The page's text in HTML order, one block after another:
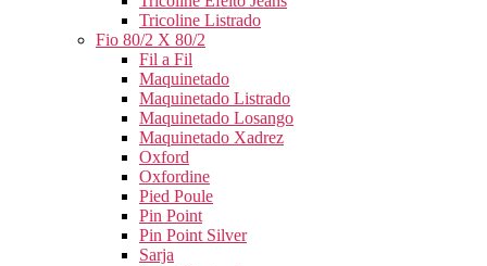
Tricoline Listrado
Fio 80/2 X 80/2
Fil a Fil
Maquinetado
Maquinetado Listrado
Maquinetado Losango
Maquinetado Xadrez
Oxford
Oxfordine
Pied Poule
Pin Point
Pin Point Silver
Sarja